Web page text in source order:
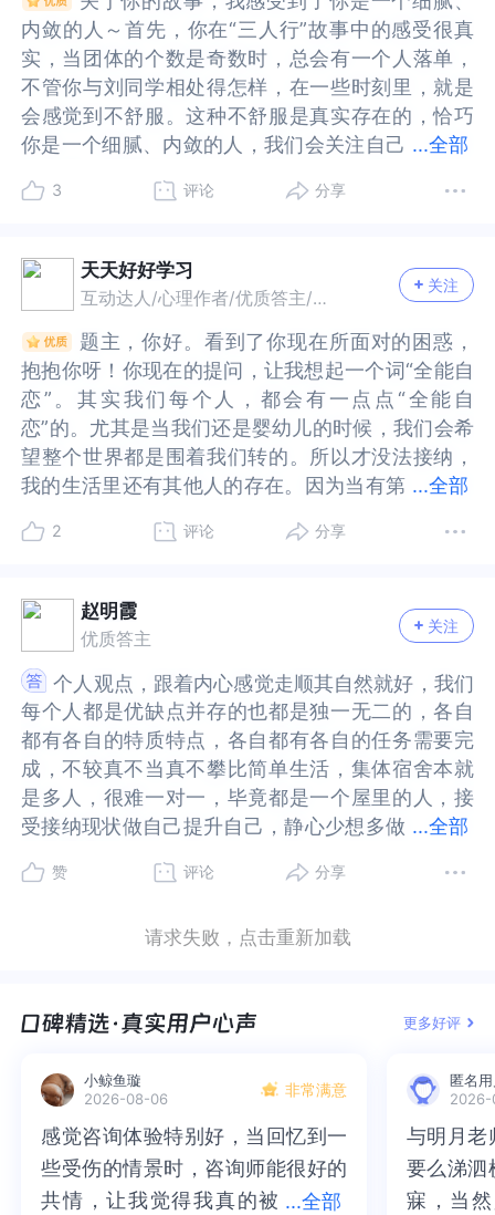
不一样，这件事反而让你看懂自己：你看到自己陷
入相同的经历，高中的自己和现在的自己还是一样
吗？现在的你可以享受孤独，去图书馆，也可以通
过咨询师的帮助，去探索自己。也或许我们不能真
正接受自己一个人，反而很在意他人。如果自己很
享受孤独，也许无论是杨同学和刘同学，还是以后
的同事，都是一样的，你有自己的主体性，也有和
人都经历过，最后是我们自己克服了，成长了～智
慧的你，一定也是可以的推荐书籍《美的沉思》
《在关系中成长》
样，这件事反而让你看懂自己：你看到自己陷入相
同的经历，高中的自己和现在的自己还是一样吗？
现在的你可以享受孤独，去图书馆，也可以通过咨
询师的帮助，去探索自己。也或许我们不能真正接
受自己一个人，反而很在意他人。如果自己很享受
孤独，也许无论是杨同学和刘同学，还是以后的同
事，都是一样的，你有自己的主体性，也有和他人
都经历过，最后是我们自己克服了，成长了～智慧
的你，一定也是可以的推荐书籍《美的沉思》《在
关系中成长》
足够好的照顾，比如是否有频繁更换养育者，或者
奶水不够，或者照顾你的时候并没有给到及时、准
确的回应（比如拉了没有及时清理，饿了没有及时
喂奶等等）。此外，不知道你是否有弟弟妹妹，有
可能这也是一个重要因素，因为在早期，当弟弟妹
妹出生的时候，我们和妈妈的二元关系就会被破
坏，引发我们害怕被抛弃的恐惧和无助感，作为一
的关系里，我们依然会因为出现类似的情境而害怕
被抛弃，但现在我们长大了，不再是那个小小的婴
儿了，我想从理性的角度你也会知道，就算没有杨
同学，你也依然可以生活得不错，但是在潜意识层
面，其实你可能是把她投射成了早期的那个理想的
妈妈，在关系中很害怕被她抛弃，所以才会如此难
受。希望你可以通过以上视角理解自己，你会发
现，你的所有反应都是正常的，这根本谈不上坏，
其实好多人都困在这样的模式里面，而你能够勇敢
地说出来，我觉得已经是非常好的了，毕竟只有看
要去通过一些方式来表达出自己的真实感受，从个
人成长的角度来看，也只有我们能够在内心中完成
对那个理想中的完美妈妈的哀悼，我们才能够走出
这种对二元关系的执着，放下理想期待，成为更独
立的自己之后，你在三元甚至多元关系中都会感到
更自在，因为你不再需要只是通过和某一个人的固
定关系来确认自己的价值，你非常确定，不管在怎
样的关系中，在怎样的情境中，你都是有价值的。
妈妈，她会一直和我们在一起，但现实的残酷就在
大，妈妈也会变老，至于朋友，也很难会一直固定
是一个需要不断去哀悼的过程，因为，我们一直在
想的完美妈妈进行一个哀悼，因为她并不存在，放
下对朋友的理想期待，也放下对这种二元关系的执
着，允许自己会难过，毕竟这里面就是有很大的丧
失，有失去就必然会有难过和哀伤，这是很正常
的。我觉得你可以通过书写的方式去写出当下你最
足够好的照顾，比如是否有频繁更换养育者，或者
奶水不够，或者照顾你的时候并没有给到及时、准
确的回应（比如拉了没有及时清理，饿了没有及时
喂奶等等）。此外，不知道你是否有弟弟妹妹，有
可能这也是一个重要因素，因为在早期，当弟弟妹
妹出生的时候，我们和妈妈的二元关系就会被破
坏，引发我们害怕被抛弃的恐惧和无助感，作为一
的关系里，我们依然会因为出现类似的情境而害怕
被抛弃，但现在我们长大了，不再是那个小小的婴
儿了，我想从理性的角度你也会知道，就算没有杨
同学，你也依然可以生活得不错，但是在潜意识层
面，其实你可能是把她投射成了早期的那个理想的
妈妈，在关系中很害怕被她抛弃，所以才会如此难
受。希望你可以通过以上视角理解自己，你会发
现，你的所有反应都是正常的，这根本谈不上坏，
其实好多人都困在这样的模式里面，而你能够勇敢
地说出来，我觉得已经是非常好的了，毕竟只有看
要去通过一些方式来表达出自己的真实感受，从个
人成长的角度来看，也只有我们能够在内心中完成
对那个理想中的完美妈妈的哀悼，我们才能够走出
这种对二元关系的执着，放下理想期待，成为更独
立的自己之后，你在三元甚至多元关系中都会感到
更自在，因为你不再需要只是通过和某一个人的固
定关系来确认自己的价值，你非常确定，不管在怎
样的关系中，在怎样的情境中，你都是有价值的。
妈妈，她会一直和我们在一起，但现实的残酷就在
大，妈妈也会变老，至于朋友，也很难会一直固定
是一个需要不断去哀悼的过程，因为，我们一直在
想的完美妈妈进行一个哀悼，因为她并不存在，放
下对朋友的理想期待，也放下对这种二元关系的执
着，允许自己会难过，毕竟这里面就是有很大的丧
失，有失去就必然会有难过和哀伤，这是很正常
的。我觉得你可以通过书写的方式去写出当下你最
搭子。走出难过。大学我还没上，但想交朋友可以
和他们击掌打招呼。我初中的时候就是这样交到
了，很多的朋友他们对我都好。多来几次他们的关
系就跟你近啊。其实告诉你句实话。你觉得我跟你
关系好可能，只是因为你自己觉得自己心理距离与
他接近了。不是别人靠近你，是你觉得别人靠近你
了。可能有点绕。❤️你已经想好要退出三人行的关
已。这是很正常的心理现象。我也不说，朋友不是
唯一之类的话。你这个年纪肯定也懂。但年轻气
掉一切。而且你应该忙起来。忙到压根没时间想这
件事。直至遗忘。具体做法你肯定知道。我就不多
说了。大姐姐，我相信你可以从这段感情里走出来
的。海阔任鱼跃，天高任鸟飞。意气风发时，不该
垂落泪。
过。大学我还没上，但想交朋友可以和他们击掌打
招呼。我初中的时候就是这样交到了，很多的朋友
他们对我都好。多来几次他们的关系就跟你近啊。
其实告诉你句实话。你觉得我跟你关系好可能，只
是因为你自己觉得自己心理距离与他接近了。不是
别人靠近你，是你觉得别人靠近你了。可能有点
绕。❤️你已经想好要退出三人行的关系了。迈出了
的心理现象。我也不说，朋友不是唯一之类的话。
你这个年纪肯定也懂。但年轻气盛，就是放不下。
该忙起来。忙到压根没时间想这件事。直至遗忘。
具体做法你肯定知道。我就不多说了。大姐姐，我
相信你可以从这段感情里走出来的。海阔任鱼跃，
天高任鸟飞。意气风发时，不该垂落泪。
不放弃这段关系重新找另一个朋友，要不自己独自
一个人。独自一个人会很孤独很抑郁，而且你退出
了，她们每天开开心心的，你会更加难受。重新找
一个朋友好像也有点难度，现在的圈子小，和班里
的人都不太熟。2.怎么办？呆在三个人的友谊里，
你会感觉到难受，离开也会感觉到难受。你问怎么
办，是一个非常好的问题，你想要怎么办呢？你期
望的只想要一个搭子，不想跟别人共享。怎样才能
个想法不能够说出来，说出来会让你们关系变得尴
尬，你可以具体说说你是怎样设想的你们沟通的画
们的反应，你会是什么感受和想法，又会怎样做
呢？你的另一个考虑是，你现在也不占优势，撕破
脸谁也不占便宜。这好像是相较于尴尬更加紧张的
设想。在这个设想里，你是怎样去沟通的？她们的
反应会是什么？最后谁也不占便宜的结果是怎样发
生的？还有一个设想是，继续这样什么都不做，你
会更加讨厌和她们呆在一起。这又会让你想到什么
着眼睛感受一下你的身体，你的呼吸，你的肌肉，
你的大脑状态。当我们呼吸急促，肌肉紧绷，大脑
纷乱，在这样的焦躁的状态下，我们看待事情都会
带上一种急切和防御。相较于心平气和的状态，会
更难做出有利于自己的选择。所以越是状况复杂，
越是要沉下心来，看自己，问自己：你是什么感
受，你有什么想法。重新和自己进行核对，一条一
条梳理清楚，我们自然会有自己的答案。建议你寻
找心理咨询师的帮助，和你一起梳理内心的感受。
把自己无处可诉说的内容先到一个安全的地方讲一
见不得人家好。其实你把自己放在了一种竞争关系
中，而你设想的这个竞争是有输赢的，我想在这样
常的感受。而为什么有的人不这样想，可能是每个
人的设定想法是不一样的。所以不着急用对错去评
判自己，而是理解自己为什么有这样的想法。以上
思路供你参考，祝好。
这段关系重新找另一个朋友，要不自己独自一个
人。独自一个人会很孤独很抑郁，而且你退出了，
她们每天开开心心的，你会更加难受。重新找一个
朋友好像也有点难度，现在的圈子小，和班里的人
都不太熟。2.怎么办？呆在三个人的友谊里，你会
感觉到难受，离开也会感觉到难受。你问怎么办，
是一个非常好的问题，你想要怎么办呢？你期望的
只想要一个搭子，不想跟别人共享。怎样才能实现
法不能够说出来，说出来会让你们关系变得尴尬，
你可以具体说说你是怎样设想的你们沟通的画面。
反应，你会是什么感受和想法，又会怎样做呢？你
的另一个考虑是，你现在也不占优势，撕破脸谁也
不占便宜。这好像是相较于尴尬更加紧张的设想。
在这个设想里，你是怎样去沟通的？她们的反应会
是什么？最后谁也不占便宜的结果是怎样发生的？
还有一个设想是，继续这样什么都不做，你会更加
讨厌和她们呆在一起。这又会让你想到什么呢？可
感受一下你的身体，你的呼吸，你的肌肉，你的大
脑状态。当我们呼吸急促，肌肉紧绷，大脑纷乱，
在这样的焦躁的状态下，我们看待事情都会带上一
种急切和防御。相较于心平气和的状态，会更难做
出有利于自己的选择。所以越是状况复杂，越是要
沉下心来，看自己，问自己：你是什么感受，你有
什么想法。重新和自己进行核对，一条一条梳理清
楚，我们自然会有自己的答案。建议你寻找心理咨
询师的帮助，和你一起梳理内心的感受。把自己无
处可诉说的内容先到一个安全的地方讲一讲。再看
家好。其实你把自己放在了一种竞争关系中，而你
设想的这个竞争是有输赢的，我想在这样的设定
受。而为什么有的人不这样想，可能是每个人的设
定想法是不一样的。所以不着急用对错去评判自
己，而是理解自己为什么有这样的想法。以上思路
供你参考，祝好。
...全部
内敛的人～首先，你在“三人行”故事中的感受很真
实，当团体的个数是奇数时，总会有一个人落单，
不管你与刘同学相处得怎样，在一些时刻里，就是
会感觉到不舒服。这种不舒服是真实存在的，恰巧
你是一个细腻、内敛的人，我们会关注自己
自己做评价，说自己是不好的人～其次，我们的感
有的关系。但是现在这样的忍耐，也不是真实的自
己，或许我们忍耐的一面也被朋友看见了，我们可
以试着不要评判的表达试试，只表达自己的真实感
受～最后，我想告诉你，你很好，是一个体贴朋
友、心思细腻、温柔包容的人～从你描述的故事来
看，你已经做得很好了～希望你可以少一些对自己
的评判，拥有更加温暖的未来！加油哦～
内敛的人～首先，你在“三人行”故事中的感受很真
实，当团体的个数是奇数时，总会有一个人落单，
不管你与刘同学相处得怎样，在一些时刻里，就是
会感觉到不舒服。这种不舒服是真实存在的，恰巧
你是一个细腻、内敛的人，我们会关注自己的情
做评价，说自己是不好的人～其次，我们的感受是
关系。但是现在这样的忍耐，也不是真实的自己，
或许我们忍耐的一面也被朋友看见了，我们可以试
着不要评判的表达试试，只表达自己的真实感受～
最后，我想告诉你，你很好，是一个体贴朋友、心
思细腻、温柔包容的人～从你描述的故事来看，你
已经做得很好了～希望你可以少一些对自己的评
判，拥有更加温暖的未来！加油哦～
3 评论 分享
天天好好学习
互动达人/心理作者/优质答主/故事达人
关注
...全部
题主，你好。看到了你现在所面对的困惑，
抱抱你呀！你现在的提问，让我想起一个词“全能自
恋”。其实我们每个人，都会有一点点“全能自
恋”的。尤其是当我们还是婴幼儿的时候，我们会希
望整个世界都是围着我们转的。所以才没法接纳，
我的生活里还有其他人的存在。因为当有第
当自己不重要时，你就会觉得失去自我价值感。但
是别人给到你的。当在三个人的友谊中两个人走得
比较近时，你会觉得自己是一个局外人。可能三个
人的友谊时，你会害怕会不会走着走着朋友就跟你
分散了；但是这本来就是友谊的一部分。这可能会
涉及安全感的部分。有可能你会觉得三个人的友
谊，会让你没有安全感；可能会有随时抛弃自己的
危机感。但是我们的人生本来就是阶段性的，每个
阶段都有那个阶段的朋友。你最好的办法是可以让
自己培养一些自己可以一个人做的事情，来让自己
觉得有安全感。当你有安全感时，你就不会一直需
要透过友谊来给到你这一部分。衷心祝福题主你现
现在我能想到的，就以上这些了。希望我以上的回
哦！！！！！！！
抱抱你呀！你现在的提问，让我想起一个词“全能自
恋”。其实我们每个人，都会有一点点“全能自
恋”的。尤其是当我们还是婴幼儿的时候，我们会希
望整个世界都是围着我们转的。所以才没法接纳，
我的生活里还有其他人的存在。因为当有第三个人
不重要时，你就会觉得失去自我价值感。但是其实
给到你的。当在三个人的友谊中两个人走得比较近
时，你会觉得自己是一个局外人。可能三个人的友
谊时，你会害怕会不会走着走着朋友就跟你分散
了；但是这本来就是友谊的一部分。这可能会涉及
安全感的部分。有可能你会觉得三个人的友谊，会
让你没有安全感；可能会有随时抛弃自己的危机
感。但是我们的人生本来就是阶段性的，每个阶段
都有那个阶段的朋友。你最好的办法是可以让自己
培养一些自己可以一个人做的事情，来让自己觉得
有安全感。当你有安全感时，你就不会一直需要透
过友谊来给到你这一部分。衷心祝福题主你现在所
我能想到的，就以上这些了。希望我以上的回答对
哦！！！！！！！
2 评论 分享
赵明霞
优质答主
关注
...全部
个人观点，跟着内心感觉走顺其自然就好，我们
每个人都是优缺点并存的也都是独一无二的，各自
都有各自的特质特点，各自都有各自的任务需要完
成，不较真不当真不攀比简单生活，集体宿舍本就
是多人，很难一对一，毕竟都是一个屋里的人，接
受接纳现状做自己提升自己，静心少想多做
个人观点，跟着内心感觉走顺其自然就好，我们
每个人都是优缺点并存的也都是独一无二的，各自
都有各自的特质特点，各自都有各自的任务需要完
成，不较真不当真不攀比简单生活，集体宿舍本就
是多人，很难一对一，毕竟都是一个屋里的人，接
受接纳现状做自己提升自己，静心少想多做多学随
赞 评论 分享
请求失败，点击重新加载
更多好评
小鲸鱼璇
2026-08-06
非常满意
...全部
感觉咨询体验特别好，当回忆到一
些受伤的情景时，咨询师能很好的
共情，让我觉得我真的被
感觉咨询体验特别好，当回忆到一
些受伤的情景时，咨询师能很好的
共情，让我觉得我真的被抱住了。
匿名
2026-
与明月老
要么涕泗
寐，当
与明月老
要么涕泗
寐，当然